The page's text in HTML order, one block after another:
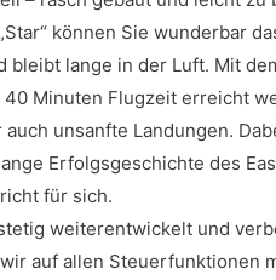
können Sie wunderbar
lange in der Luft. Mit
Minuten Flugzeit erreicht
unsanfte Landungen.
Erfolgsgeschichte des
für sich.
weiterentwickelt und
auf allen Steuerfunktionen